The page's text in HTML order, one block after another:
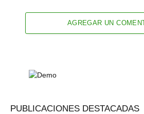
AGREGAR UN
PUBLICACIONES DESTACADAS